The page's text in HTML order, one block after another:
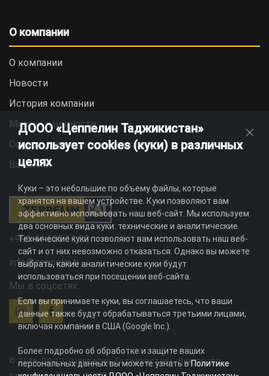
О компании
О компании
Новости
История компании
Миссия и ценности
Социальная ответственность
Вакансии
+992 44 625 11 22
info@zeppelin.tj
Мы в соцсетях:
© 2026 ДООО «Цеппелин Таджикистан». Все права
ДООО «Цеппелин Таджикистан»
использует cookies (куки) в различных
целях
Куки – это небольшие по объему файлы, которые
хранятся на вашем устройстве. Куки позволяют вам
эффективно использовать наш веб-сайт. Мы используем
два основных вида куки: технические и аналитические.
Технические куки позволяют вам использовать наш веб-
сайт и от них невозможно отказаться. Однако вы можете
выбрать, какие аналитические куки будут
использоваться при посещении веб-сайта.
Если вы принимаете куки, вы соглашаетесь, что ваши
данные также будут обрабатываться третьими лицами,
включая компании в США (Google Inc.).
Более подробно об обработке и защите ваших
персональных данных вы можете узнать вПолитике